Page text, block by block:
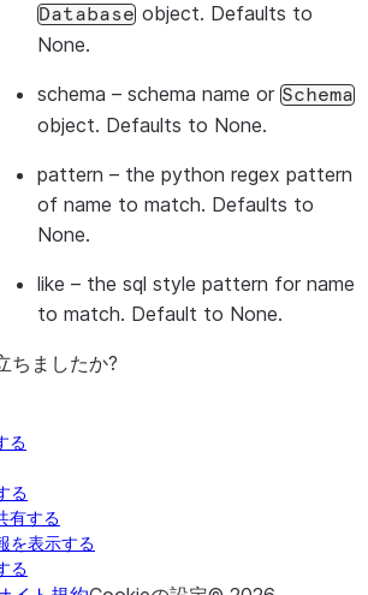
Database object. Defaults to
None.
schema – schema name or Schema
object. Defaults to None.
pattern – the python regex pattern
of name to match. Defaults to
None.
like – the sql style pattern for name
to match. Default to None.
ちましたか?
る
る
有する
を表示する
る